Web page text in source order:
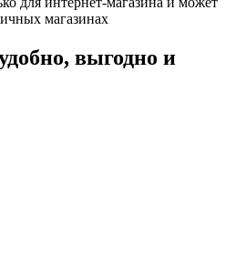
магазинах
выгодно и